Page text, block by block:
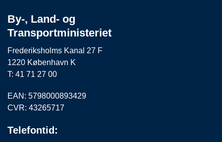
By-, Land- og
Transportministeriet
Frederiksholms Kanal 27 F
1220 København K
T: 41 71 27 00
EAN: 5798000893429
CVR: 43265717
Telefontid: